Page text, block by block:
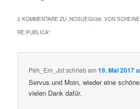
2 KOMMENTARE ZU „NOSUEG036: VON
RE:PUBLICA“
Peh_Em_Jotschriebam19. Mai 2017
Servus und Moin, wieder eine
vielen Dank dafür.